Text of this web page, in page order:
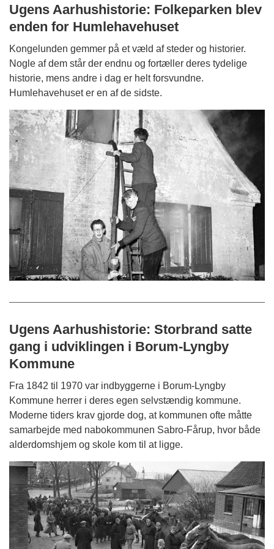
Ugens Aarhushistorie: Folkeparken blev
enden for Humlehavehuset
Kongelunden gemmer på et væld af steder og historier.
Nogle af dem står der endnu og fortæller deres tydelige
historie, mens andre i dag er helt forsvundne.
Humlehavehuset er en af de sidste.
Ugens Aarhushistorie: Storbrand satte
gang i udviklingen i Borum-Lyngby
Kommune
Fra 1842 til 1970 var indbyggerne i Borum-Lyngby
Kommune herrer i deres egen selvstændig kommune.
Moderne tiders krav gjorde dog, at kommunen ofte måtte
samarbejde med nabokommunen Sabro-Fårup, hvor både
alderdomshjem og skole kom til at ligge.